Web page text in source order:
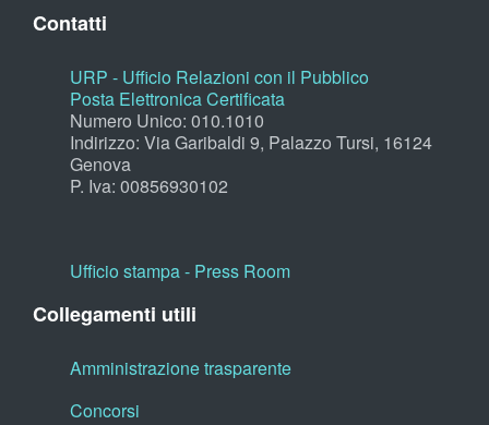
Contatti
URP - Ufficio Relazioni con il Pubblico
Posta Elettronica Certificata
Numero Unico: 010.1010
Indirizzo: Via Garibaldi 9, Palazzo Tursi, 16124
Genova
P. Iva: 00856930102
Ufficio stampa - Press Room
Collegamenti utili
Amministrazione trasparente
Concorsi